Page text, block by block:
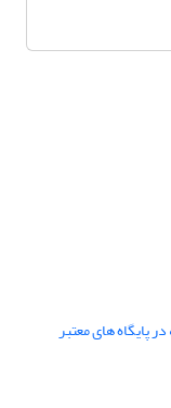
پایگاه های معتبر